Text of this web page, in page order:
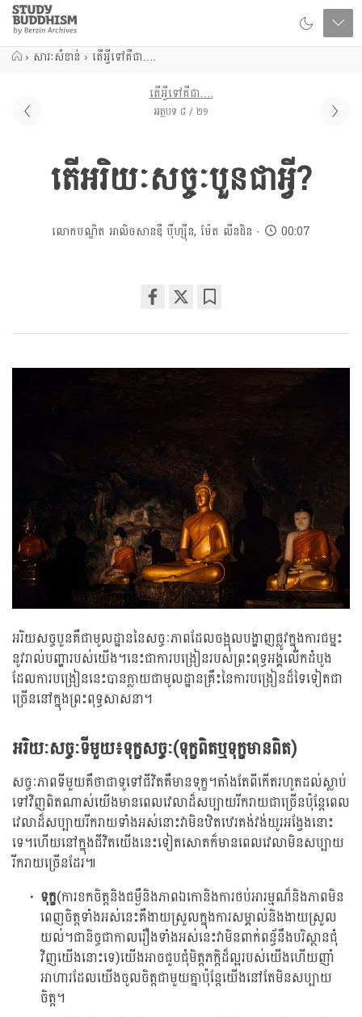
Close
Study
Buddhism
Home
› សារៈសំខាន់ › តើអ្វីទៅគឺជា….
តើអ្វីទៅគឺជា….
អត្ថបទ ៨ / ២១
តើអរិយៈសច្ចៈបួនជាអ្វី?
លោកបណ្ឌិត អាលិចសានឌឺ បុឺហ្សុីន, ម៉ែត លីនដិន 00:07
on
អរិយសច្ចបួនគឺជាមូលដ្ឋាននៃសច្ចៈភាពដែលចង្អុលបង្ហាញផ្លូវក្នុងការជម្នះ
នូវរាល់បញ្ហារបស់យើង។នេះជាការបង្រៀនរបស់ព្រះពុទ្ធអង្គលើកដំបូង
ដែលការបង្រៀននេះបានក្លាយជាមូលដ្ឋានគ្រឹះនៃការបង្រៀនដ៏ទៃទៀតជា
ច្រើននៅក្នុងព្រះពុទ្ធសាសនា។
អរិយៈសច្ចៈទីមួយ៖ទុក្ខសច្ចៈ(ទុក្ខពិតឬទុក្ខមានពិត)
សច្ចៈភាពទីមួយគឺថាជាទូទៅជីវិតគឺមានទុក្ខ។តាំងតែពីកើតរហូតដល់ស្លាប់
ទៅវិញពិតណាស់យើងមានពេលវេលាដ៏សប្បាយរីករាយជាច្រើនប៉ុន្តែពេល
វេលាដ៏សប្បាយរីករាយទាំងអស់នោះវាមិនឋិតឋេរគង់វង់យូរអង្វែងនោះ
ទេ។ហើយនៅក្នុងជីវិតយើងនេះទៀតសោតក៏មានពេលវេលាមិនសប្បាយ
រីករាយច្រើនដែរ៕
ទុក្ខ(ការខកចិត្តនិងជម្ងឺនិងភាពឯកោនិងការថប់អារម្មណ៏និងភាពមិន
ពេញចិត្តទាំងអស់នេះគឺងាយស្រួលក្នុងការសម្គាល់និងងាយស្រួល
យល់។ជានិច្ចជាកាលរឿងទាំងអស់នេះវាមិនពាក់ពន្ធ័នឹងបរិស្ថានជុំ
វិញយើងនោះទេ)យើងអាចជួបជុំមិត្តភក្តិដ៏ល្អរបស់យើងហើយញាំ
អាហារដែលយើងចូលចិត្តជាមួយគ្នាប៉ុន្តែយើងនៅតែមិនសប្បាយ
ចិត្ត។